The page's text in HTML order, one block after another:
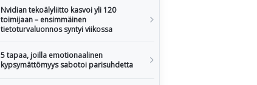
Nvidian tekoälyliitto kasvoi yli 120
toimijaan – ensimmäinen
tietoturvaluonnos syntyi viikossa
5 tapaa, joilla emotionaalinen
kypsymättömyys sabotoi parisuhdetta